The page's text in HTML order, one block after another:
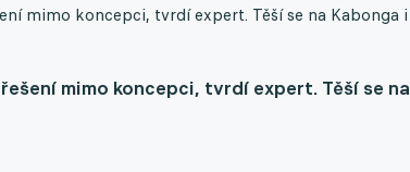
mimo koncepci, tvrdí expert. Těší se na Kabonga i
mimo koncepci, tvrdí expert. Těší se na